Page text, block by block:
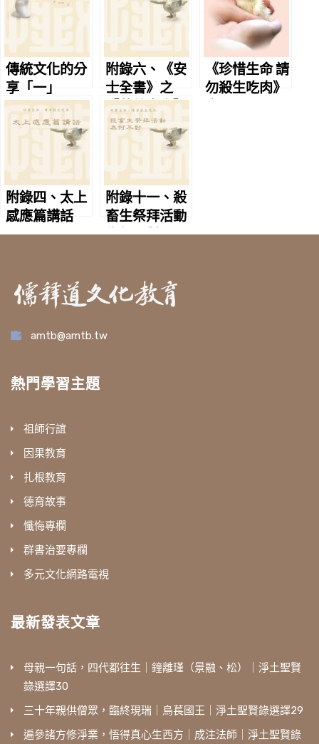
傳統文化的分
享「一」
附錄六、《安
士全書》之
【萬善先資】
《珍惜生命 請
勿殺生吃肉》
附錄四、太上
感應篇講話
附錄十一、殺
畜生祭拜活動
為何不對
amtb@amtb.tw
熱門學習主題
祖師行誼
因果教育
扎根教育
德育故事
懺悔專欄
群書治要專欄
多元文化網路電視
最新發表文章
母親一句話，四代都往生｜鐘離瑾（景融、松）｜淨土聖賢
錄選譯30
三十年親供僧眾，臨終現瑞｜烏萇國王｜淨土聖賢錄選譯29
遍參諸方修淨業，悟得真心生西方｜成注法師｜淨土聖賢錄